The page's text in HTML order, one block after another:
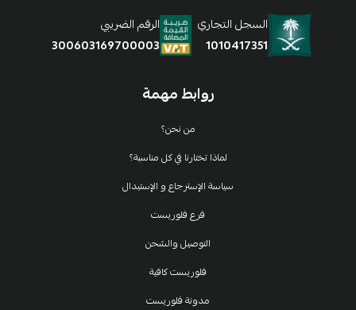
روابط مهمة
من نحن؟
لماذا تختارنا في كل مناسبة؟
سياسة الإسترجاع و الإستبدال
فرع فلوريست
التوصيل والشحن
فلوريست كافية
مدونة فلوريست
السجل التجاري
1010417351
الرقم الضريبي
300603169700003